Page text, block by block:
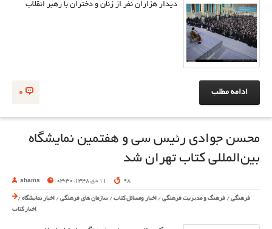
دیدار هزاران نفر از زنان و دختران با رهبر انقلاب
0 ادامه مطلب
محسن جوادی رئیس سی و هفتمین نمایشگاه
بین‌المللی کتاب تهران شد
shams 11 دی 1348, 03:30 98
فرهنگی / فرهنگ و مدیریت فرهنگی / اخبار ومسائل کتاب / سازمان های فرهنگی / اخبار نمایشگاه /
اخبار کتاب